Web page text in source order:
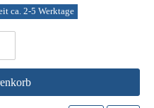
ca. 2-5 Werktage